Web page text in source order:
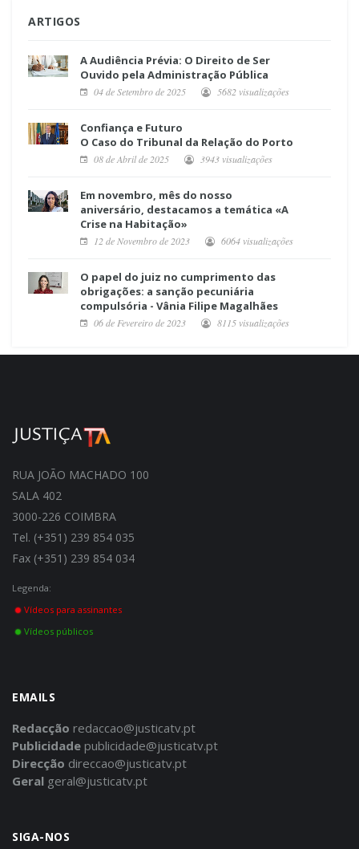
ARTIGOS
A Audiência Prévia: O Direito de Ser
Ouvido pela Administração Pública
04 de Setembro de 2025 5682 visualizações
Confiança e Futuro
O Caso do Tribunal da Relação do Porto
08 de Abril de 2025 3943 visualizações
Em novembro, mês do nosso
aniversário, destacamos a temática «A
Crise na Habitação»
12 de Novembro de 2023 6064 visualizações
O papel do juiz no cumprimento das
obrigações: a sanção pecuniária
compulsória - Vânia Filipe Magalhães
06 de Fevereiro de 2023 8115 visualizações
RUA JOÃO MACHADO 100
SALA 402
3000-226 COIMBRA
Tel. (+351) 239 854 035
Fax (+351) 239 854 034
Legenda:
Vídeos para assinantes
Vídeos públicos
EMAILS
Redacção redaccao@justicatv.pt
Publicidade publicidade@justicatv.pt
Direcção direccao@justicatv.pt
Geral geral@justicatv.pt
SIGA-NOS